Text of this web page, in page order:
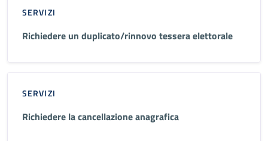
SERVIZI
Richiedere un duplicato/rinnovo tessera elettorale
SERVIZI
Richiedere la cancellazione anagrafica